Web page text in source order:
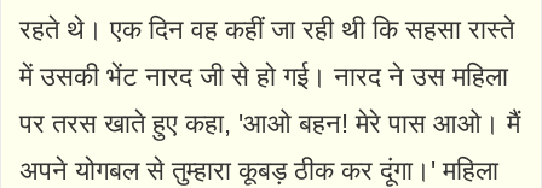
रहते थे। एक दिन वह कहीं जा रही थी कि सहसा रास्ते
में उसकी भेंट नारद जी से हो गई। नारद ने उस महिला
पर तरस खाते हुए कहा, 'आओ बहन! मेरे पास आओ। मैं
अपने योगबल से तुम्हारा कूबड़ ठीक कर दूंगा।' महिला